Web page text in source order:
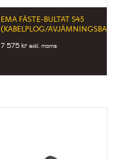
EMA FÄSTE-BULTAT S45
(KABELPLOG/AVJÄMNINGSBALK)
7 575 kr exkl. moms